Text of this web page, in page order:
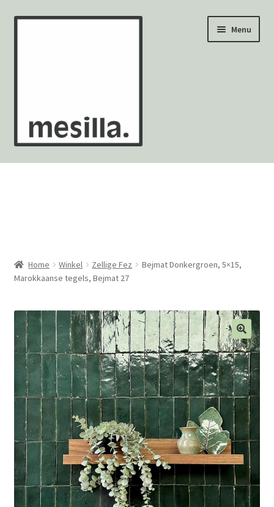
Ga
Ga
Menu
Wandtegels
Mozaïekvellen
Contact
Home Winkel Zellige Fez
Bejmat Donkergroen, 5×15,
Marokkaanse tegels, Bejmat 27